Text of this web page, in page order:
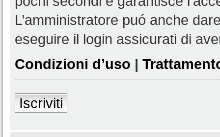
L’amministratore puó anche
eseguire il login assicurati di
Condizioni d’uso |
Iscriviti